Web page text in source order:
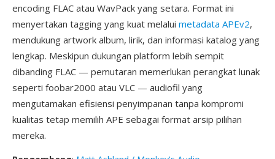
encoding FLAC atau WavPack yang setara. Format ini
menyertakan tagging yang kuat melalui metadata APEv2,
mendukung artwork album, lirik, dan informasi katalog yang
lengkap. Meskipun dukungan platform lebih sempit
dibanding FLAC — pemutaran memerlukan perangkat lunak
seperti foobar2000 atau VLC — audiofil yang
mengutamakan efisiensi penyimpanan tanpa kompromi
kualitas tetap memilih APE sebagai format arsip pilihan
mereka.